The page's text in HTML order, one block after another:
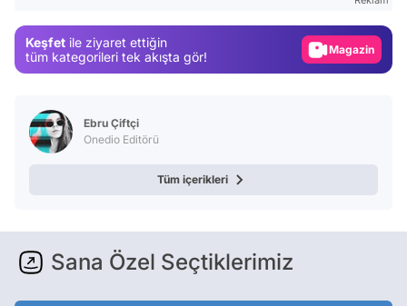
Keşfet ile ziyaret ettiğin
tüm kategorileri tek akışta gör!
Video
Ebru Çiftçi
Onedio Editörü
Tüm içerikleri
Sana Özel Seçtiklerimiz